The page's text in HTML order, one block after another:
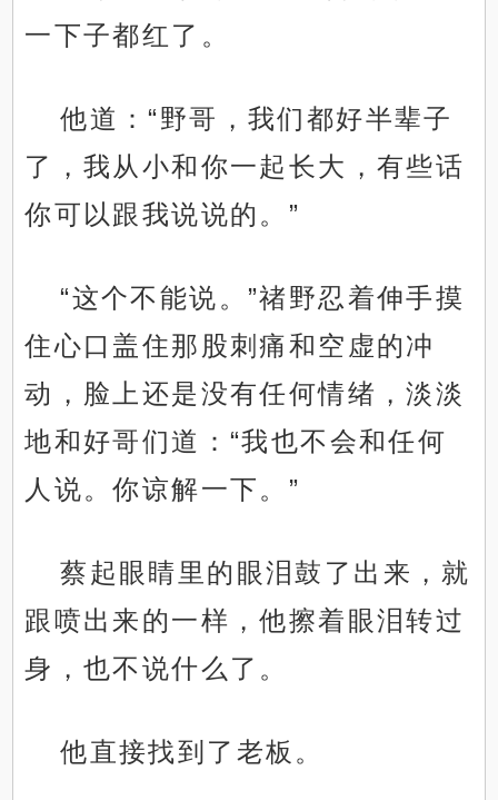
一下子都红了。
他道：“野哥，我们都好半辈子
了，我从小和你一起长大，有些话
你可以跟我说说的。”
“这个不能说。”禇野忍着伸手摸
住心口盖住那股刺痛和空虚的冲
动，脸上还是没有任何情绪，淡淡
地和好哥们道：“我也不会和任何
人说。你谅解一下。”
蔡起眼睛里的眼泪鼓了出来，就
跟喷出来的一样，他擦着眼泪转过
身，也不说什么了。
他直接找到了老板。